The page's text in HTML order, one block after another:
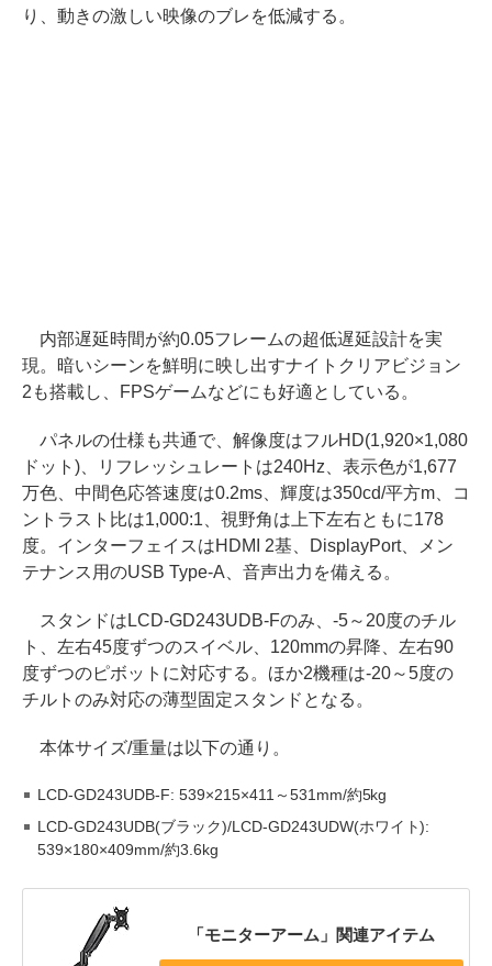
り、動きの激しい映像のブレを低減する。
内部遅延時間が約0.05フレームの超低遅延設計を実
現。暗いシーンを鮮明に映し出すナイトクリアビジョン
2も搭載し、FPSゲームなどにも好適としている。
パネルの仕様も共通で、解像度はフルHD(1,920×1,080
ドット)、リフレッシュレートは240Hz、表示色が1,677
万色、中間色応答速度は0.2ms、輝度は350cd/平方m、コ
ントラスト比は1,000:1、視野角は上下左右ともに178
度。インターフェイスはHDMI 2基、DisplayPort、メン
テナンス用のUSB Type-A、音声出力を備える。
スタンドはLCD-GD243UDB-Fのみ、-5～20度のチル
ト、左右45度ずつのスイベル、120mmの昇降、左右90
度ずつのピボットに対応する。ほか2機種は-20～5度の
チルトのみ対応の薄型固定スタンドとなる。
本体サイズ/重量は以下の通り。
LCD-GD243UDB-F: 539×215×411～531mm/約5kg
LCD-GD243UDB(ブラック)/LCD-GD243UDW(ホワイト):
539×180×409mm/約3.6kg
「モニターアーム」関連アイテム